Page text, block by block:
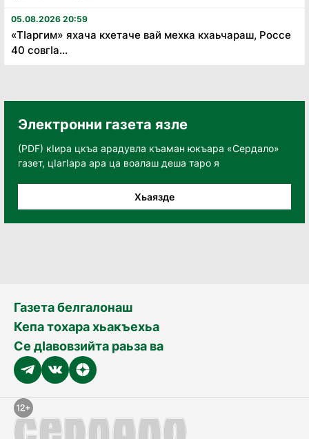
05.08.2026 20:59
«Тӏаргим» яхача кхетаче вай мехка кхаьчараш, Россе
40 совгӏа...
Электронни газета язле
(PDF) кӀира цкъа арадувла къаман юкъара «Сердало»
газет, цӀагӀара ара ца воалаш деша таро я
Хьаязде
Газета белгалонаш
Кепа тохара хьакъехьа
Се дӀавовзийта раьза ва